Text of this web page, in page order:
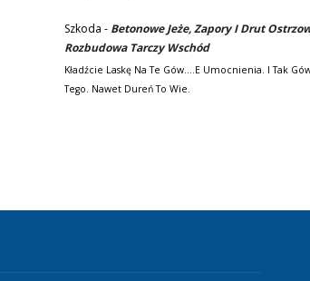
Szkoda - Betonowe Jeże, Zapory I Drut
Rozbudowa Tarczy Wschód
Kładźcie Laskę Na Te Gów....e Umocnienia. I Tak
Tego. Nawet Dureń To Wie.